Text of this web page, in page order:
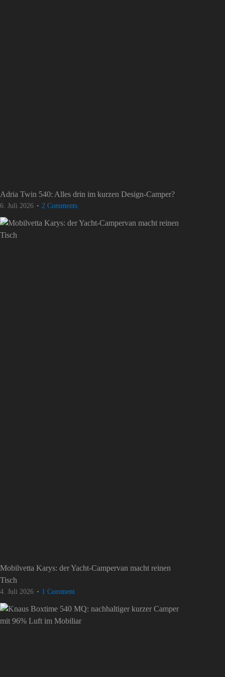
Adria Twin 540: Alles drin im kurzen Design-Camper?
6. Juli 2026 2 Comments
Mobilvetta Karys: der Yacht-Campervan macht reinen
Tisch
4. Juli 2026 1 Comment